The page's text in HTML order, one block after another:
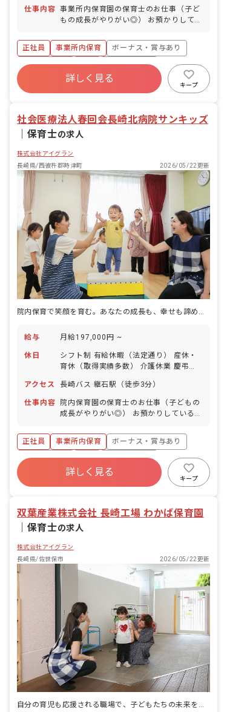
仕事内容 事業所内保育園の保育士のお仕事（子ど
もの成長がやりがい◎） お預かりしてい
す。 ・食事・睡眠・排泄・清潔・衣類の
着脱等 ・集団生活を通じた社会性の装着
・行事の計画・実行、お知らせの作成
正社員 事業所内保育
ボーナス・賞与あり
社会保険完備
有給
福利厚生充実
昇給昇進あり
産休育休制度
詳しく見る
キープ
社会医療法人春回会長崎北病院サンキッズ
保育士の求人
株式会社アイグラン
長崎県/西彼杵郡時津町
2026/05/22更新
給与 月給197,000円 ~
休日
シフト制 有給休暇（法定通り） 産休・
育休（取得実績多数） 介護休業 慶弔休
日以上の休日を付与）
アクセス 長崎バス 継石駅（徒歩3分）
仕事内容
院内保育園の保育士のお仕事（子どもの
成長がやりがい◎） お預かりしている子
食事・睡眠・排泄・清潔・衣類の着脱等
・集団生活を通じた社会性の装着 ・行事
の計画・実行、お知らせの作成
正社員 事業所内保育
ボーナス・賞与あり
社会保険完備
有給
福利厚生充実
昇給昇進あり
産休育休制度
詳しく見る
キープ
双葉産業株式会社 長崎工場 わかば保育園
保育士の求人
株式会社アイグラン
長崎県/佐世保市
2026/05/22更新
自分の育児も応援される職場で、子どもたちの未来を一緒に育もう